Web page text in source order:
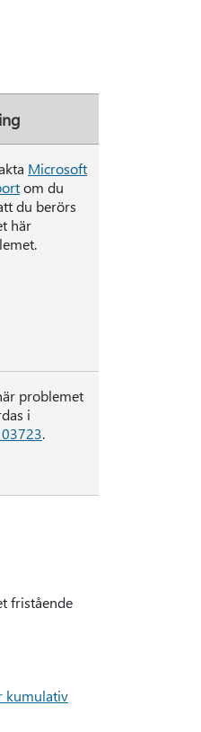
Microsoft
om du
du berörs
här
problemet
i
.
fristående
kumulativ